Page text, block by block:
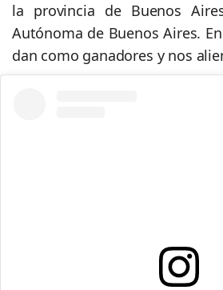
la provincia de Buenos
Autónoma de Buenos Aires.
dan como ganadores y nos